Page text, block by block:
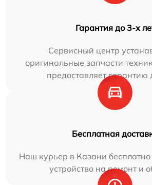
Гарантия до 3-х
Сервисный центр
оригинальные запчасти
предоставляет гарантию
Бесплатная
Наш курьер в Казани бесплатно
устройство на ремонт и